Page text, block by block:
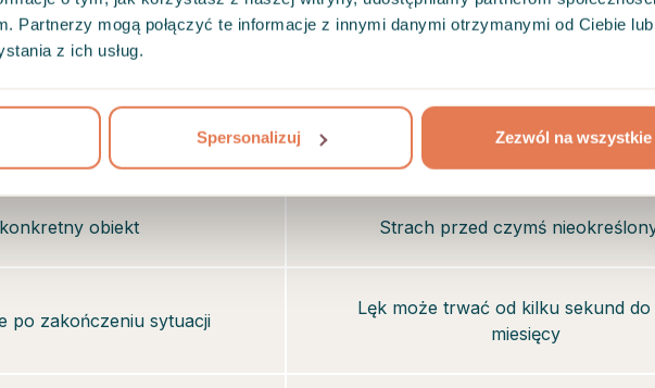
Partnerzy mogą połączyć te informacje z innymi danymi otrzymanymi od Ciebie lub
z ich usług.
Spersonalizuj Zezwól na wszystkie
Stres
na zagrożenie Długotrwałe zmartwienie
obiekt Strach przed czymś
po zakończeniu sytuacji
Lęk może trwać od kilku sekund
miesięcy